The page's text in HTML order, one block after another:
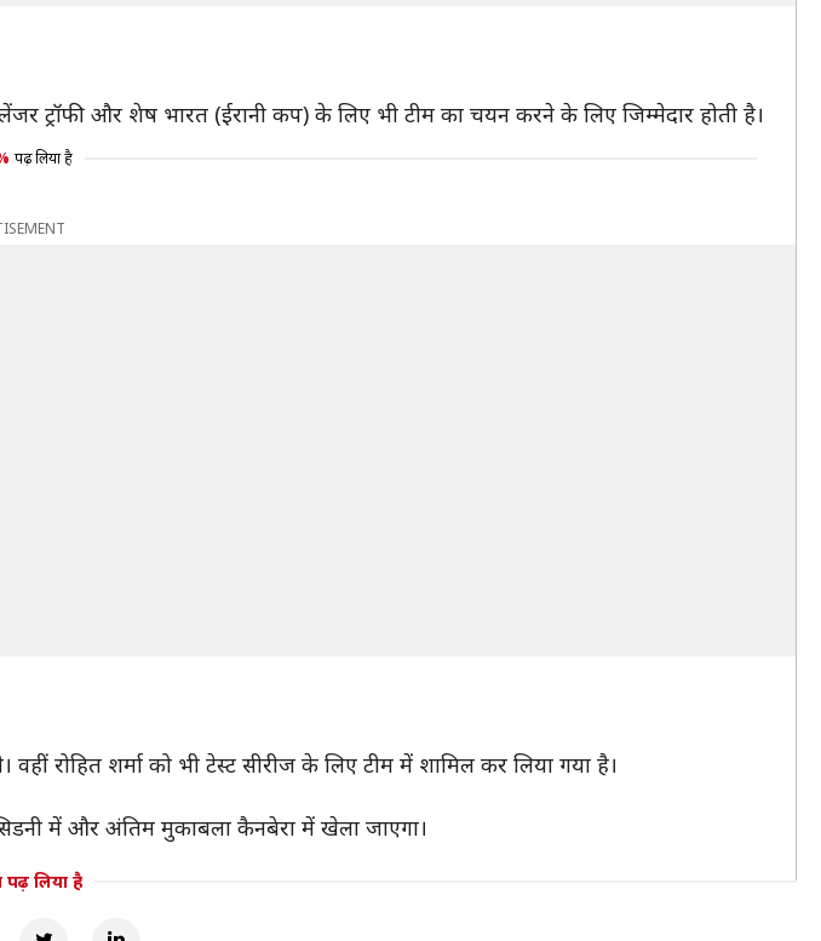
ट्रॉफी और शेष भारत (ईरानी कप) के लिए भी टीम का चयन करने के लिए जिम्मेदार होती है।
पढ़ लिया है
रोहित शर्मा को भी टेस्ट सीरीज के लिए टीम में शामिल कर लिया गया है।
में और अंतिम मुकाबला कैनबेरा में खेला जाएगा।
लिया है